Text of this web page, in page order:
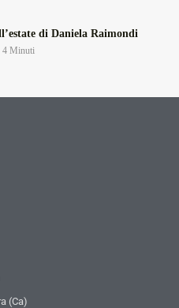
di Daniela Raimondi
4 Minuti
(Ca)